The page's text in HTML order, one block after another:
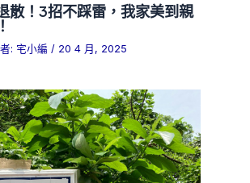
散！3招不踩雷，我家美到親
: 宅小編 / 20 4 月, 2025